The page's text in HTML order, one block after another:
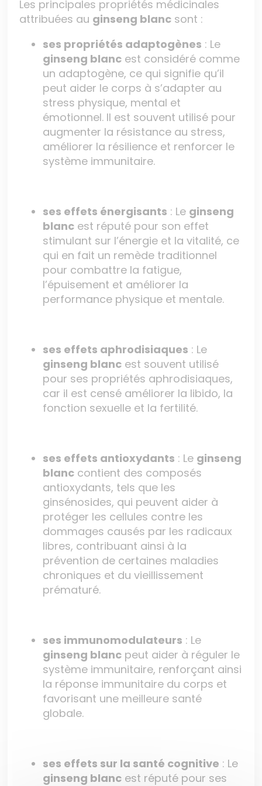
Les principales propriétés médicinales
attribuées au ginseng blanc sont :
ses propriétés adaptogènes : Le
ginseng blanc est considéré comme
un adaptogène, ce qui signifie qu’il
peut aider le corps à s’adapter au
stress physique, mental et
émotionnel. Il est souvent utilisé pour
augmenter la résistance au stress,
améliorer la résilience et renforcer le
système immunitaire.
ses effets énergisants : Le ginseng
blanc est réputé pour son effet
stimulant sur l’énergie et la vitalité, ce
qui en fait un remède traditionnel
pour combattre la fatigue,
l’épuisement et améliorer la
performance physique et mentale.
ses effets aphrodisiaques : Le
ginseng blanc est souvent utilisé
pour ses propriétés aphrodisiaques,
car il est censé améliorer la libido, la
fonction sexuelle et la fertilité.
ses effets antioxydants : Le ginseng
blanc contient des composés
antioxydants, tels que les
ginsénosides, qui peuvent aider à
protéger les cellules contre les
dommages causés par les radicaux
libres, contribuant ainsi à la
prévention de certaines maladies
chroniques et du vieillissement
prématuré.
ses immunomodulateurs : Le
ginseng blanc peut aider à réguler le
système immunitaire, renforçant ainsi
la réponse immunitaire du corps et
favorisant une meilleure santé
globale.
ses effets sur la santé cognitive : Le
ginseng blanc est réputé pour ses